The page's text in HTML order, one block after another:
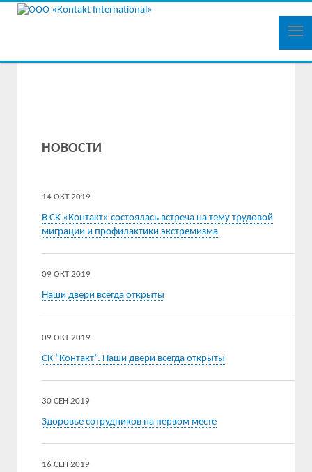
НОВОСТИ
14 ОКТ 2019
В СК «Контакт» состоялась встреча на тему трудовой
миграции и профилактики экстремизма
09 ОКТ 2019
Наши двери всегда открыты
09 ОКТ 2019
СК “Контакт”. Наши двери всегда открыты
30 СЕН 2019
Здоровье сотрудников на первом месте
16 СЕН 2019